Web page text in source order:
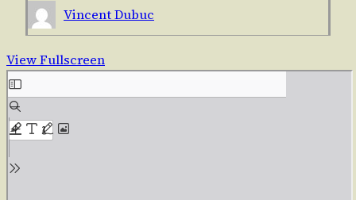
Vincent Dubuc
View Fullscreen